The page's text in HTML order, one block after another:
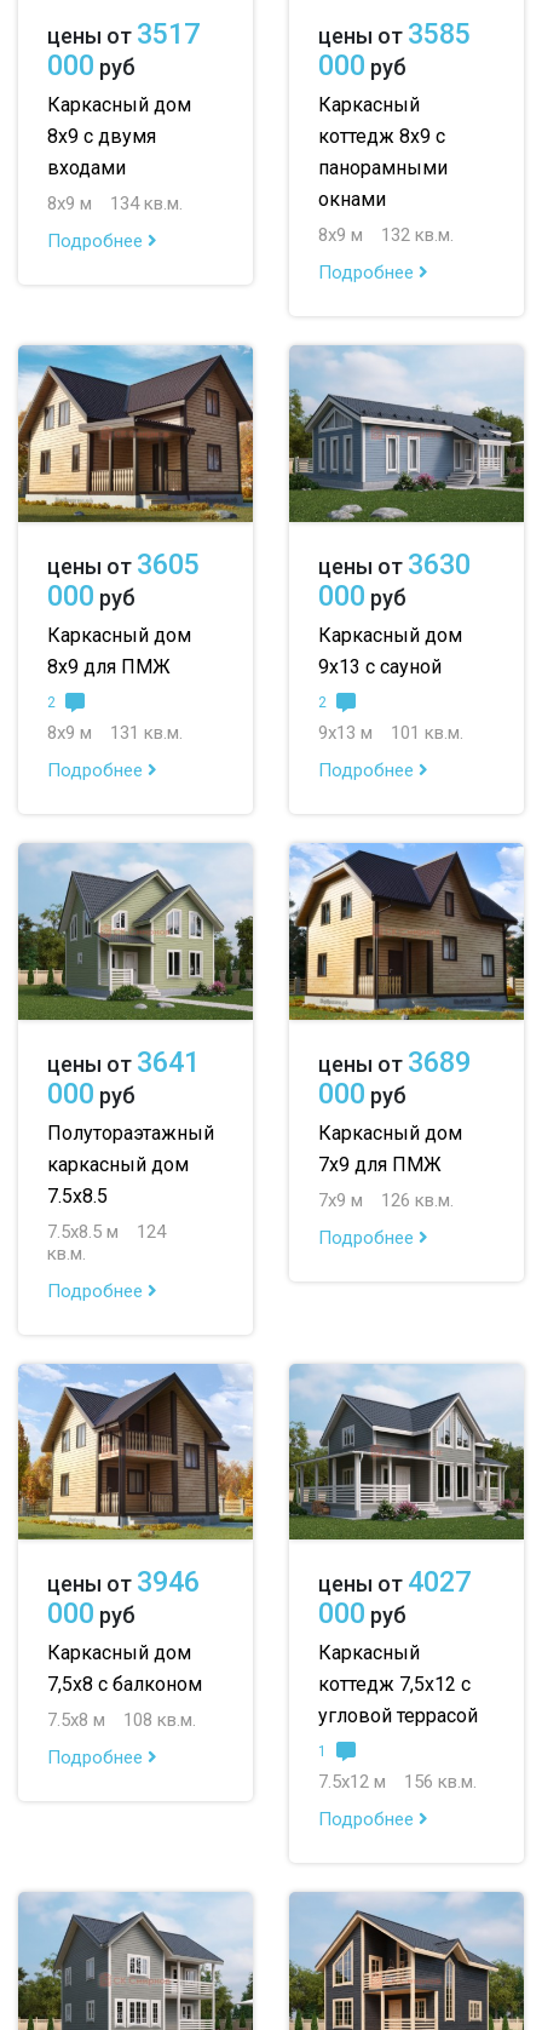
цены от 3517
000 руб
Каркасный дом
8х9 с двумя
входами
8х9 м
134 кв.м.
Подробнее
цены от 3585
000 руб
Каркасный
коттедж 8х9 с
панорамными
окнами
8х9 м
132 кв.м.
Подробнее
цены от 3605
000 руб
Каркасный дом
8х9 для ПМЖ
2
8х9 м
131 кв.м.
Подробнее
цены от 3630
000 руб
Каркасный дом
9х13 с сауной
2
9х13 м
101 кв.м.
Подробнее
цены от 3641
000 руб
Полутораэтажный
каркасный дом
7.5х8.5
7.5х8.5 м
124
кв.м.
Подробнее
цены от 3689
000 руб
Каркасный дом
7х9 для ПМЖ
7х9 м
126 кв.м.
Подробнее
цены от 3946
000 руб
Каркасный дом
7,5х8 с балконом
7.5х8 м
108 кв.м.
Подробнее
цены от 4027
000 руб
Каркасный
коттедж 7,5х12 с
угловой террасой
1
7.5х12 м
156 кв.м.
Подробнее